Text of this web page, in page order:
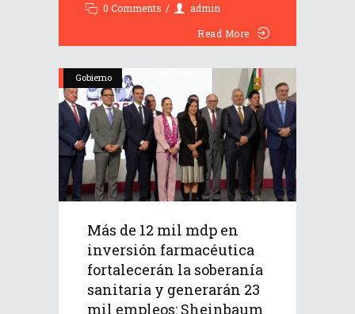
0 Comments
admin
Read More
Gobierno
Más de 12 mil mdp en
inversión farmacéutica
fortalecerán la soberanía
sanitaria y generarán 23
mil empleos: Sheinbaum